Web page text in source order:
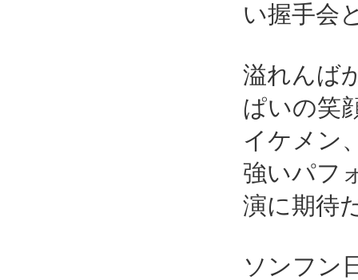
い握手会
溢れんば
ぱいの笑
イケメン
強いパフ
演に期待
ソンフン